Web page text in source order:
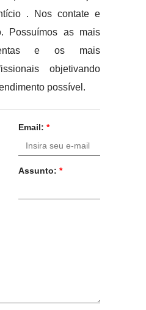
. Nos contate e
Possuímos as mais
e os mais
objetivando
possível.
Email: *
Assunto: *